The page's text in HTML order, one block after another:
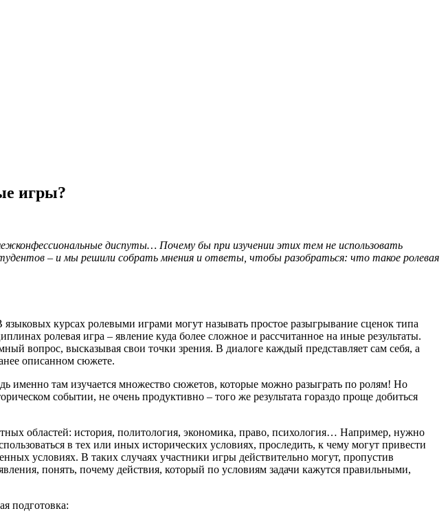
игры?
диспуты… Почему бы при изучении этих тем не использовать
– и мы решили собрать мнения и ответы, чтобы разобраться: что такое ролевая
курсах ролевыми играми могут называть простое разыгрывание сценок типа
ролевая игра – явление куда более сложное и рассчитанное на иные результаты.
вопрос, высказывая свои точки зрения. В диалоге каждый представляет сам себя, а
описанном сюжете.
именно там изучается множество сюжетов, которые можно разыграть по ролям! Но
событии, не очень продуктивно – того же результата гораздо проще добиться
областей: история, политология, экономика, право, психология… Например, нужно
в тех или иных исторических условиях, проследить, к чему могут привести
условиях. В таких случаях участники игры действительно могут, пропустив
понять, почему действия, который по условиям задачи кажутся правильными,
подготовка: